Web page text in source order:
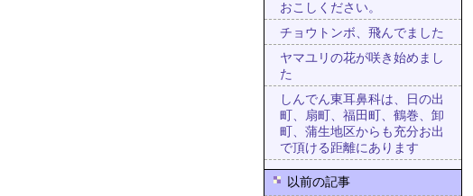
おこしください。
チョウトンボ、飛んでました
ヤマユリの花が咲き始めまし
た
しんでん東耳鼻科は、日の出
町、扇町、福田町、鶴巻、卸
町、蒲生地区からも充分お出
で頂ける距離にあります
以前の記事